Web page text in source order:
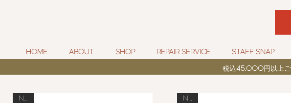
HOME ABOUT SHOP REPAIR SERVICE STAFF SNAP
New New
税込45,000円以上